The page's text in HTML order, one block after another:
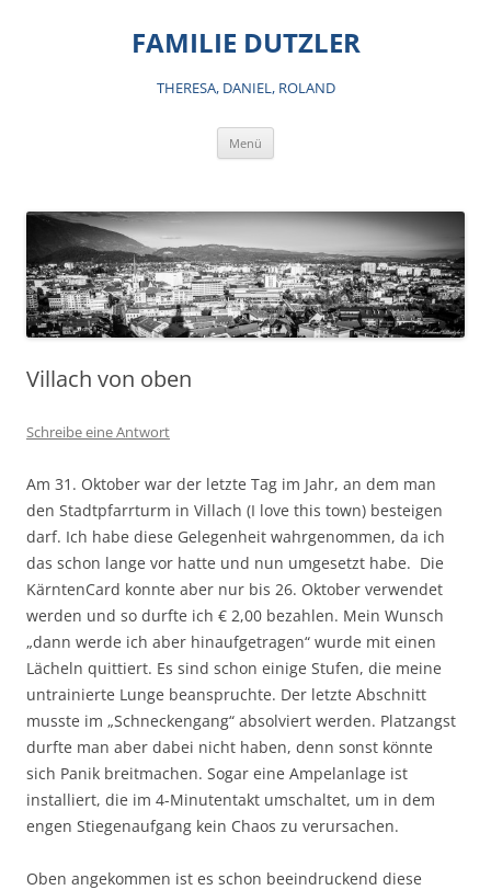
FAMILIE DUTZLER
THERESA, DANIEL, ROLAND
Menü
Villach von oben
Schreibe eine Antwort
Am 31. Oktober war der letzte Tag im Jahr, an dem man
den Stadtpfarrturm in Villach (I love this town) besteigen
darf. Ich habe diese Gelegenheit wahrgenommen, da ich
das schon lange vor hatte und nun umgesetzt habe. Die
KärntenCard konnte aber nur bis 26. Oktober verwendet
werden und so durfte ich € 2,00 bezahlen. Mein Wunsch
„dann werde ich aber hinaufgetragen“ wurde mit einen
Lächeln quittiert. Es sind schon einige Stufen, die meine
untrainierte Lunge beanspruchte. Der letzte Abschnitt
musste im „Schneckengang“ absolviert werden. Platzangst
durfte man aber dabei nicht haben, denn sonst könnte
sich Panik breitmachen. Sogar eine Ampelanlage ist
installiert, die im 4-Minutentakt umschaltet, um in dem
engen Stiegenaufgang kein Chaos zu verursachen.
Oben angekommen ist es schon beeindruckend diese